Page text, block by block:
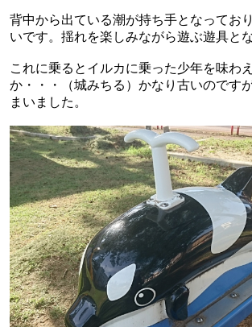
背中から出ている潮が持ち手となってお
いです。揺れを楽しみながら遊ぶ遊具と
これに乗るとイルカに乗った少年を味わ
か・・・（城みちる）かなり古いのです
まいました。